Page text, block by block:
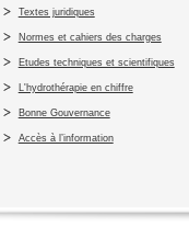
Textes juridiques
Normes et cahiers des charges
Etudes techniques et scientifiques
L'hydrothérapie en chiffre
Bonne Gouvernance
Accès à l’information